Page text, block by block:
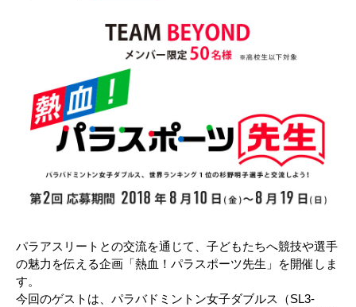
パラアスリートとの交流を通じて、子どもたちへ競技や選手
の魅力を伝える企画「熱血！パラスポーツ先生」を開催しま
す。
今回のゲストは、パラバドミントン女子ダブルス（SL3-